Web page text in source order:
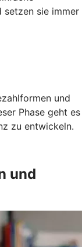
setzen sie immer
und
Phase geht es
zu entwickeln.
und